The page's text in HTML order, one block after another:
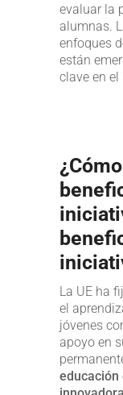
evaluar la
alumnas.
enfoques
están
clave en
La UE ha
el
jóvenes
apoyo en
educación